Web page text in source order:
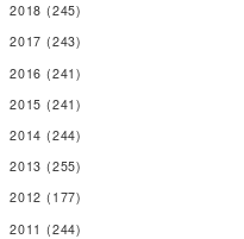
2018 (245)
2017 (243)
2016 (241)
2015 (241)
2014 (244)
2013 (255)
2012 (177)
2011 (244)